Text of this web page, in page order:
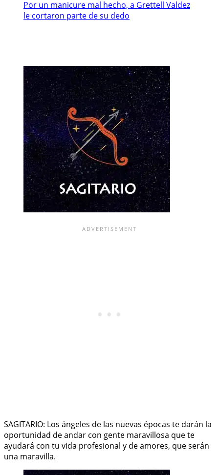
Por un manicure mal hecho, a Grettell Valdez
le cortaron parte de su dedo
SAGITARIO: Los ángeles de las nuevas épocas te darán la
oportunidad de andar con gente maravillosa que te
ayudará con tu vida profesional y de amores, que serán
una maravilla.